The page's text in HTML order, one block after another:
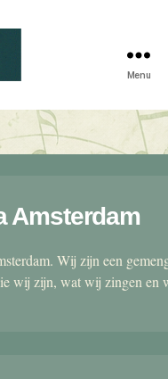
Menu
Amsterdam
Wij zijn een
wij zijn, wat wij zingen en